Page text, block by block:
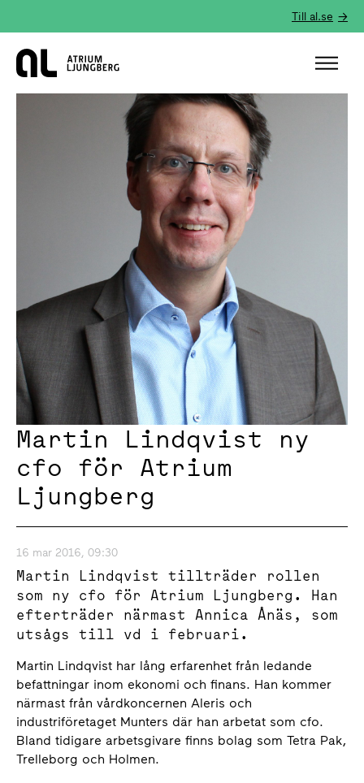
Till al.se
Hem
Martin Lindqvist ny
cfo för Atrium
Ljungberg
16 mar 2016, 09:30
Martin Lindqvist tillträder rollen
som ny cfo för Atrium Ljungberg. Han
efterträder närmast Annica Ånäs, som
utsågs till vd i februari.
Martin Lindqvist har lång erfarenhet från ledande
befattningar inom ekonomi och finans. Han kommer
närmast från vårdkoncernen Aleris och
industriföretaget Munters där han arbetat som cfo.
Bland tidigare arbetsgivare finns bolag som Tetra Pak,
Trelleborg och Holmen.